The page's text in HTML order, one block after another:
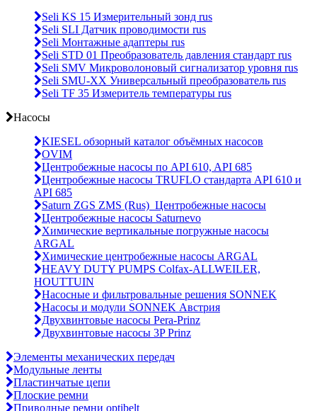
Seli KS 15 Измерительный зонд rus
Seli SLI Датчик проводимости rus
Seli Монтажные адаптеры rus
Seli STD 01 Преобразователь давления стандарт rus
Seli SMV Микроволоновый сигнализатор уровня rus
Seli SMU-ХХ Универсальный преобразователь rus
Seli TF 35 Измеритель температуры rus
Насосы
KIESEL обзорный каталог объёмных насосов
OVIM
Центробежные насосы по API 610, API 685
Центробежные насосы TRUFLO стандарта API 610 и
API 685
Saturn ZGS ZMS (Rus)_Центробежные насосы
Центробежные насосы Saturnevo
Химические вертикальные погружные насосы
ARGAL
Химические центробежные насосы ARGAL
HEAVY DUTY PUMPS Colfax-ALLWEILER,
HOUTTUIN
Насосные и фильтровальные решения SONNEK
Насосы и модули SONNEK Австрия
Двухвинтовые насосы Pera-Prinz
Двухвинтовые насосы 3P Prinz
Элементы механических передач
Модульные ленты
Пластинчатые цепи
Плоские ремни
Приводные ремни optibelt